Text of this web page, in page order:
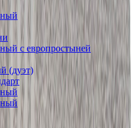
с европростыней
(дуэт)